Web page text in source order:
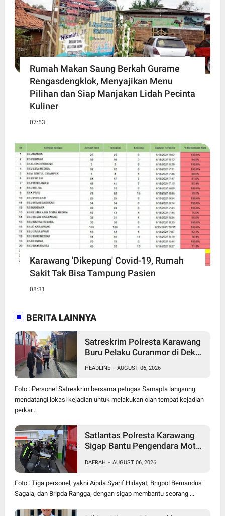
Rumah Makan Saung Berkah Gurame
Rengasdengklok, Menyajikan Menu
Pilihan dan Siap Manjakan Lidah Pecinta
Kuliner
07:53
Karawang 'Dikepung' Covid-19, Rumah
Sakit Tak Bisa Tampung Pasien
08:31
BERITA LAINNYA
Satreskrim Polresta Karawang
Buru Pelaku Curanmor di Dekat
Rugi Rp19 Juta
HEADLINE - AUGUST 06, 2026
Foto : Personel Satreskrim bersama petugas Samapta langsung
mendatangi lokasi kejadian untuk melakukan olah tempat kejadian
perkar...
Satlantas Polresta Karawang
Sigap Bantu Pengendara Motor
Apresiasi
DAERAH - AUGUST 06, 2026
Foto : Tiga personel, yakni Aipda Syarif Hidayat, Brigpol Bernandus
Sagala, dan Bripda Rangga, dengan sigap membantu seorang ...